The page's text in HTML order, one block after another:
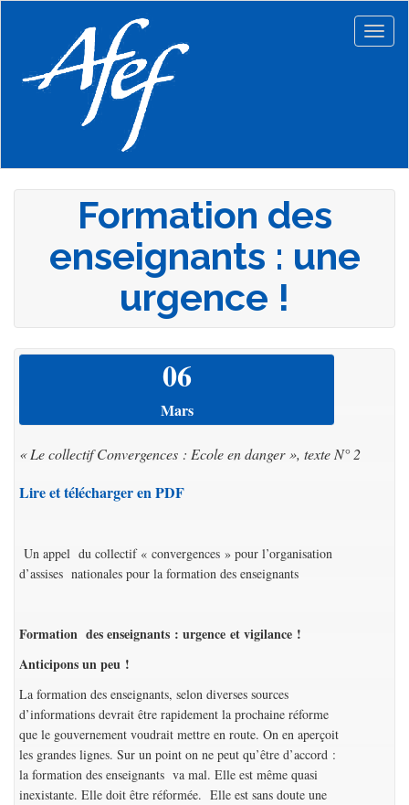
principal
Formation des
enseignants : une
urgence !
06
Mars
« Le collectif Convergences : Ecole en danger », texte N° 2
Lire et télécharger en PDF
Un appel du collectif « convergences » pour l’organisation
d’assises nationales pour la formation des enseignants
Formation des enseignants : urgence et vigilance !
Anticipons un peu !
La formation des enseignants, selon diverses sources
d’informations devrait être rapidement la prochaine réforme
que le gouvernement voudrait mettre en route. On en aperçoit
les grandes lignes. Sur un point on ne peut qu’être d’accord :
la formation des enseignants va mal. Elle est même quasi
inexistante. Elle doit être réformée. Elle est sans doute une